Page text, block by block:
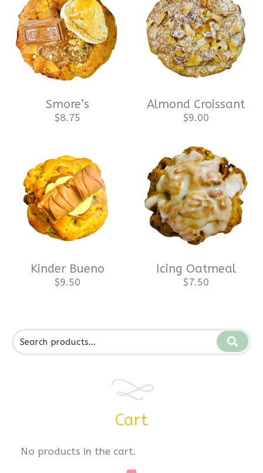
Cart
No products in the cart.
Smore’s
$8.75
Almond Croissant
$9.00
Kinder Bueno
$9.50
Icing Oatmeal
$7.50